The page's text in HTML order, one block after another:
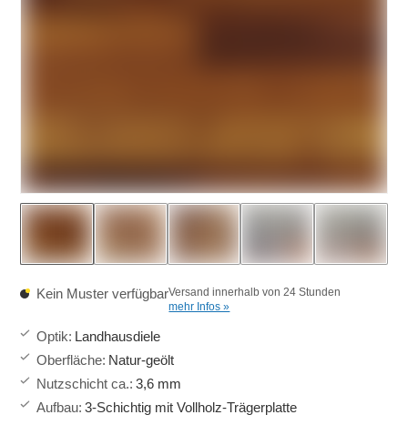
Kein Muster verfügbarVersand innerhalb von 24 Stunden
mehr Infos »
Optik: Landhausdiele
Oberfläche: Natur-geölt
Nutzschicht ca.: 3,6 mm
Aufbau: 3-Schichtig mit Vollholz-Trägerplatte